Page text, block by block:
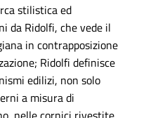
stilistica ed
da Ridolfi, che vede il
in contrapposizione
Ridolfi definisce
edilizi, non solo
a misura di